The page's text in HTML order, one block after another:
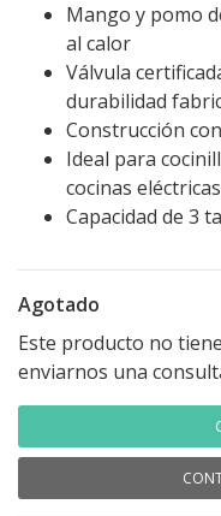
Mango y pomo
al calor
Válvula
durabilidad
Construcción
Ideal para
cocinas eléctricas
Capacidad de 3
Agotado
Este producto no
enviarnos una